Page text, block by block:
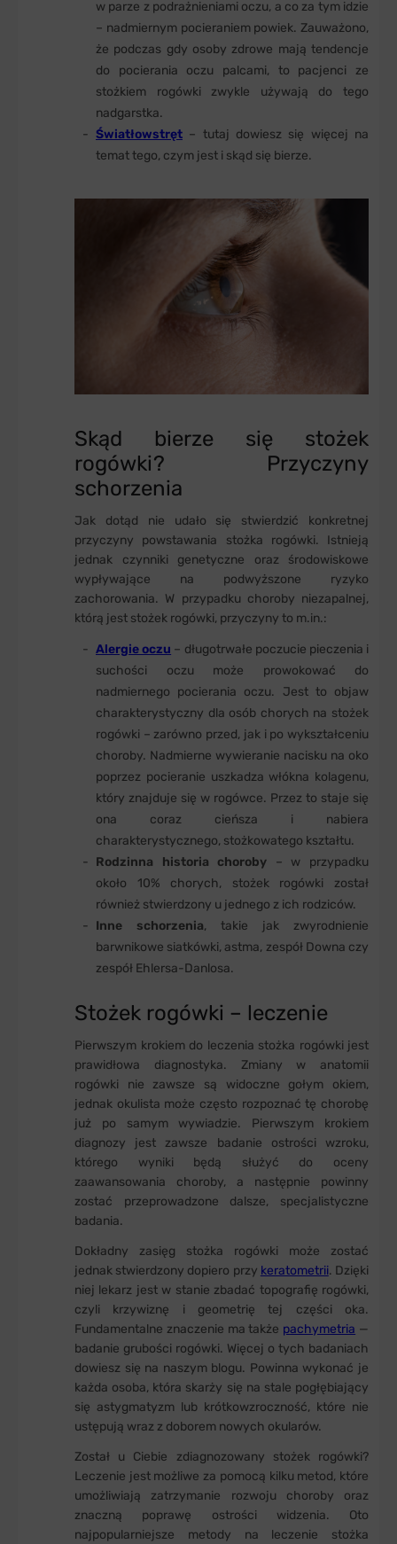
w parze z podrażnieniami oczu, a co za tym idzie
– nadmiernym pocieraniem powiek. Zauważono,
że podczas gdy osoby zdrowe mają tendencje
do pocierania oczu palcami, to pacjenci ze
stożkiem rogówki zwykle używają do tego
nadgarstka.
Światłowstręt – tutaj dowiesz się więcej na
temat tego, czym jest i skąd się bierze.
Skąd bierze się stożek
rogówki? Przyczyny
schorzenia
Jak dotąd nie udało się stwierdzić konkretnej
przyczyny powstawania stożka rogówki. Istnieją
jednak czynniki genetyczne oraz środowiskowe
wypływające na podwyższone ryzyko
zachorowania. W przypadku choroby niezapalnej,
którą jest stożek rogówki, przyczyny to m.in.:
Alergie oczu – długotrwałe poczucie pieczenia i
suchości oczu może prowokować do
nadmiernego pocierania oczu. Jest to objaw
charakterystyczny dla osób chorych na stożek
rogówki – zarówno przed, jak i po wykształceniu
choroby. Nadmierne wywieranie nacisku na oko
poprzez pocieranie uszkadza włókna kolagenu,
który znajduje się w rogówce. Przez to staje się
ona coraz cieńsza i nabiera
charakterystycznego, stożkowatego kształtu.
Rodzinna historia choroby – w przypadku
około 10% chorych, stożek rogówki został
również stwierdzony u jednego z ich rodziców.
Inne schorzenia, takie jak zwyrodnienie
barwnikowe siatkówki, astma, zespół Downa czy
zespół Ehlersa-Danlosa.
Stożek rogówki – leczenie
Pierwszym krokiem do leczenia stożka rogówki jest
prawidłowa diagnostyka. Zmiany w anatomii
rogówki nie zawsze są widoczne gołym okiem,
jednak okulista może często rozpoznać tę chorobę
już po samym wywiadzie. Pierwszym krokiem
diagnozy jest zawsze badanie ostrości wzroku,
którego wyniki będą służyć do oceny
zaawansowania choroby, a następnie powinny
zostać przeprowadzone dalsze, specjalistyczne
badania.
Dokładny zasięg stożka rogówki może zostać
jednak stwierdzony dopiero przy keratometrii. Dzięki
niej lekarz jest w stanie zbadać topografię rogówki,
czyli krzywiznę i geometrię tej części oka.
Fundamentalne znaczenie ma także pachymetria —
badanie grubości rogówki. Więcej o tych badaniach
dowiesz się na naszym blogu. Powinna wykonać je
każda osoba, która skarży się na stale pogłębiający
się astygmatyzm lub krótkowzroczność, które nie
ustępują wraz z doborem nowych okularów.
Został u Ciebie zdiagnozowany stożek rogówki?
Leczenie jest możliwe za pomocą kilku metod, które
umożliwiają zatrzymanie rozwoju choroby oraz
znaczną poprawę ostrości widzenia. Oto
najpopularniejsze metody na leczenie stożka